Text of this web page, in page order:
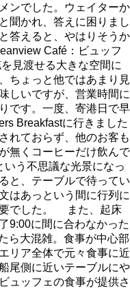
ンでした。ウェイターか
聞かれ、答えに困りまし
答えると、やはりそうか
Café：ビュッフ
見渡せる大きな空間に
ちょっと他ではあまり見
しいですが、営業時間に
です。一度、寄港日で早
Breakfastに行きました
れておらず、他のお客も
無くコーヒーだけ飲んで
う不思議な光景になっ
と、テーブルで待ってい
はあっという間に行列に
要でした。 また、起床
9:00に間に合わなかった
ら大混雑。食事が中心部
リア全体で元々食事に近
尾側に近いテーブルにや
ュッフェの食事が提供さ